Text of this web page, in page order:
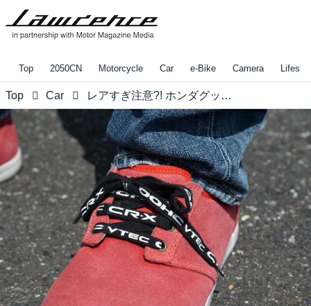
Top 2050CN Motorcycle Car e-Bike Camera
Top Car レアすぎ注意?! ホンダグッズ大公開【地球に帰るまで、もう少し。vol.17】